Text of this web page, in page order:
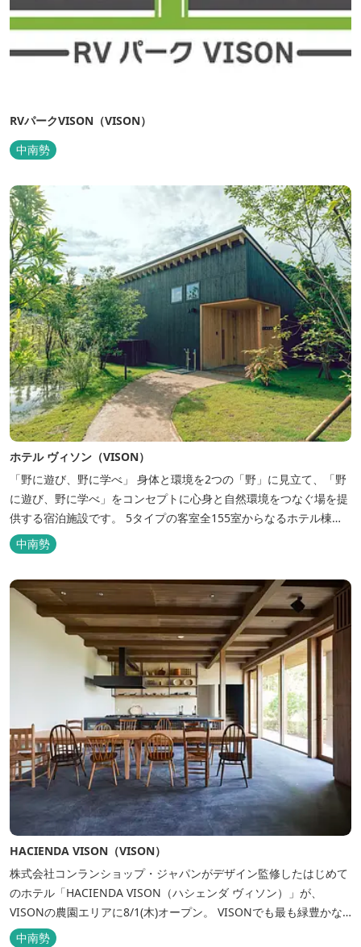
RVパークVISON（VISON）
中南勢
ホテル ヴィソン（VISON）
「野に遊び、野に学べ」 身体と環境を2つの「野」に見立て、「野
に遊び、野に学べ」をコンセプトに心身と自然環境をつなぐ場を提
供する宿泊施設です。 5タイプの客室全155室からなるホテル棟
と、プライベートな滞在が楽しめる一棟独立型のヴィラ6棟がござ
います。
中南勢
HACIENDA VISON（VISON）
株式会社コンランショップ・ジャパンがデザイン監修したはじめて
のホテル「HACIENDA VISON（ハシェンダ ヴィソン）」が、
VISONの農園エリアに8/1(木)オープン。 VISONでも最も緑豊かな
農園エリアに建つHACIENDA VISON。 ホテル名
中南勢